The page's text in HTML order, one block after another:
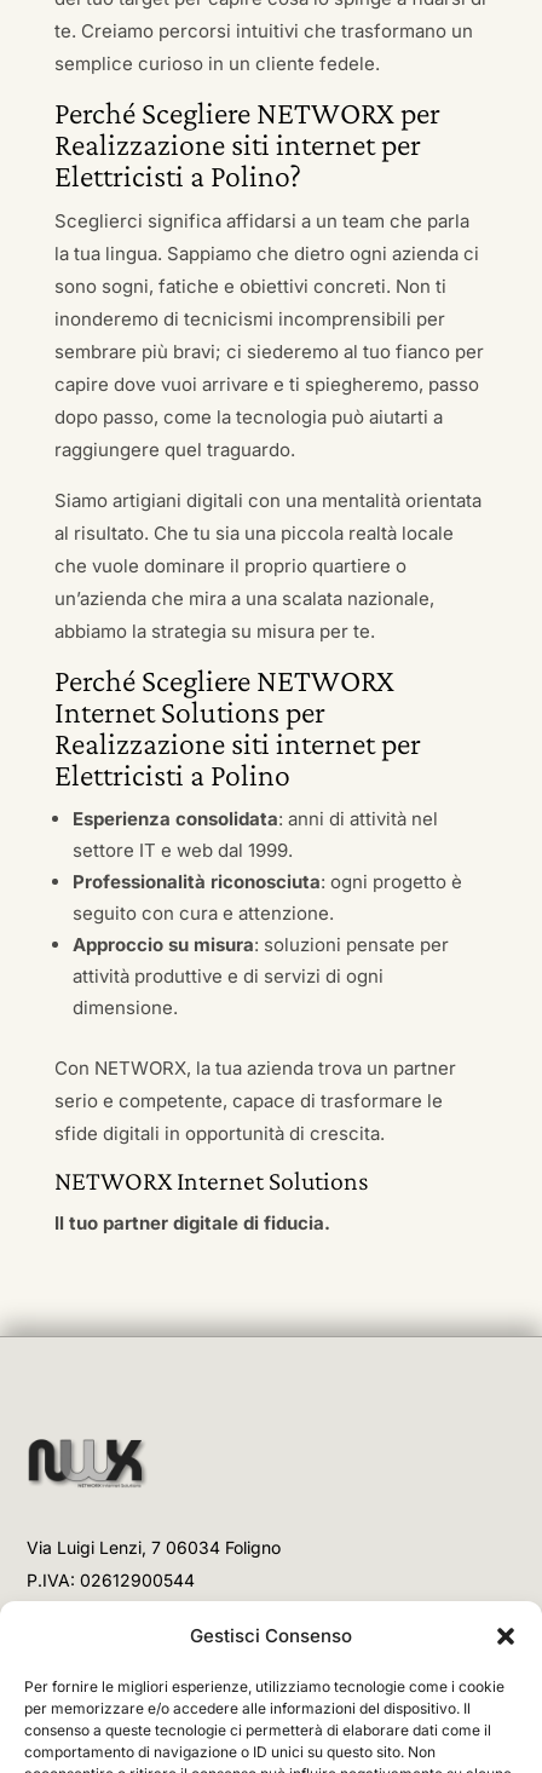
Gestisci Consenso
Per fornire le migliori esperienze, utilizziamo tecnologie come i cookie
per memorizzare e/o accedere alle informazioni del dispositivo. Il
consenso a queste tecnologie ci permetterà di elaborare dati come il
comportamento di navigazione o ID unici su questo sito. Non
te. Creiamo percorsi intuitivi che trasformano un
semplice curioso in un cliente fedele.
Perché Scegliere NETWORX per
Realizzazione siti internet per
Elettricisti a Polino?
Sceglierci significa affidarsi a un team che parla
la tua lingua. Sappiamo che dietro ogni azienda ci
sono sogni, fatiche e obiettivi concreti. Non ti
inonderemo di tecnicismi incomprensibili per
sembrare più bravi; ci siederemo al tuo fianco per
capire dove vuoi arrivare e ti spiegheremo, passo
dopo passo, come la tecnologia può aiutarti a
raggiungere quel traguardo.
Siamo artigiani digitali con una mentalità orientata
al risultato. Che tu sia una piccola realtà locale
che vuole dominare il proprio quartiere o
un’azienda che mira a una scalata nazionale,
abbiamo la strategia su misura per te.
Perché Scegliere NETWORX
Internet Solutions per
Realizzazione siti internet per
Elettricisti a Polino
Esperienza consolidata: anni di attività nel
settore IT e web dal 1999.
Professionalità riconosciuta: ogni progetto è
seguito con cura e attenzione.
Approccio su misura: soluzioni pensate per
attività produttive e di servizi di ogni
dimensione.
Con NETWORX, la tua azienda trova un partner
serio e competente, capace di trasformare le
sfide digitali in opportunità di crescita.
NETWORX Internet Solutions
Il tuo partner digitale di fiducia.
Via Luigi Lenzi, 7 06034 Foligno
P.IVA: 02612900544
+39 3477853708 (Chiamata)
Email